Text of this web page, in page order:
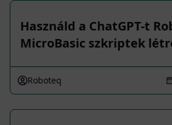
Használd a ChatGPT-t
MicroBasic szkriptek
Roboteq